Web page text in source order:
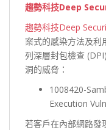
趨勢科技Deep
趨勢科技Deep
案式的感染方法及利
列深層封包檢查
洞的威脅：
1008420-
Execution
若客戶在內部網路發